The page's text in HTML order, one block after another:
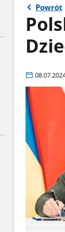
Powrót